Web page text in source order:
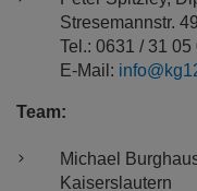
Stresemannstr.
Tel.: 0631 / 31 05
E-Mail:
Team:
Michael
Kaiserslautern